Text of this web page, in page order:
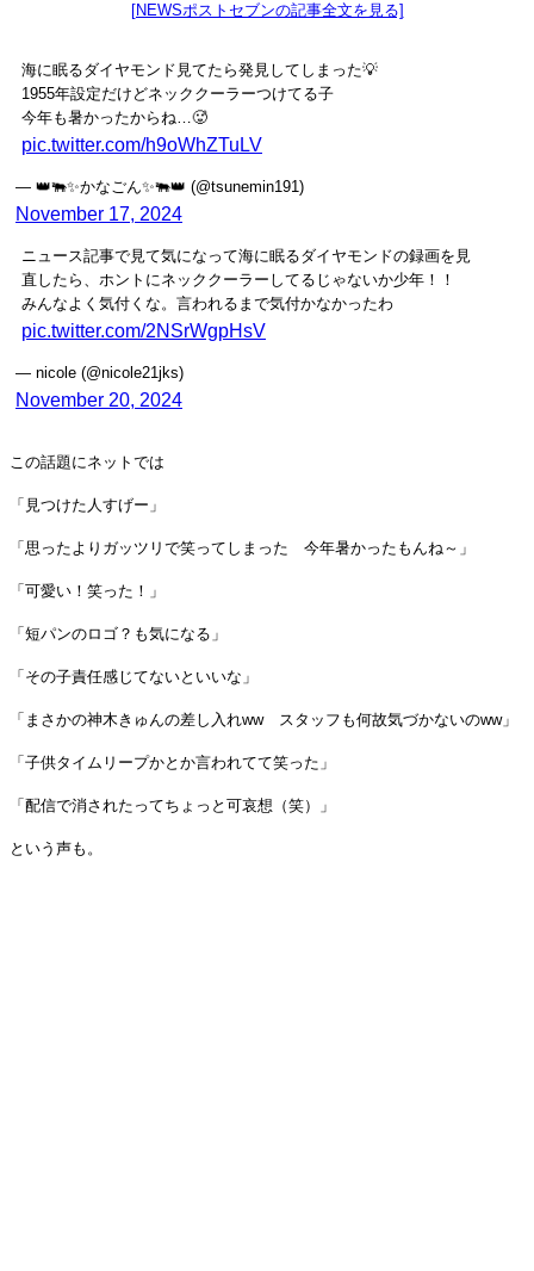
[NEWSポストセブンの記事全文を見る]
海に眠るダイヤモンド見てたら発見してしまった💡
1955年設定だけどネッククーラーつけてる子
今年も暑かったからね…🥵
pic.twitter.com/h9oWhZTuLV
— 👑🐃✨かなごん✨🐃👑 (@tsunemin191)
November 17, 2024
ニュース記事で見て気になって海に眠るダイヤモンドの録画を見
直したら、ホントにネッククーラーしてるじゃないか少年！！
みんなよく気付くな。言われるまで気付かなかったわ
pic.twitter.com/2NSrWgpHsV
— nicole (@nicole21jks)
November 20, 2024
この話題にネットでは
「見つけた人すげー」
「思ったよりガッツリで笑ってしまった 今年暑かったもんね～」
「可愛い！笑った！」
「短パンのロゴ？も気になる」
「その子責任感じてないといいな」
「まさかの神木きゅんの差し入れww スタッフも何故気づかないのww」
「子供タイムリープかとか言われてて笑った」
「配信で消されたってちょっと可哀想（笑）」
という声も。